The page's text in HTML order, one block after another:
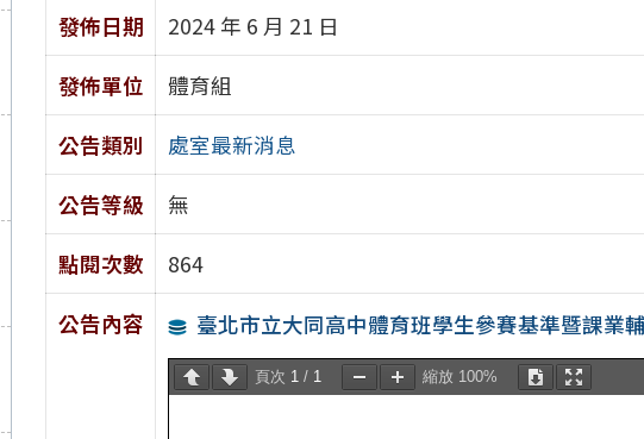
發佈日期
2024 年 6 月 21 日
發佈單位
體育組
公告類別
處室最新消息
公告等級
無
點閱次數
864
公告內容
臺北市立大同高中體育班學生參賽基準暨課業
頁次 1/ 1 縮放 100%